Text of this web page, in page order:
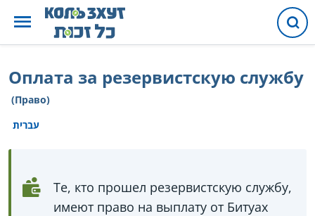
Оплата за резервистскую службу
(Право)
עברית
Те, кто прошел резервистскую службу,
имеют право на выплату от Битуах